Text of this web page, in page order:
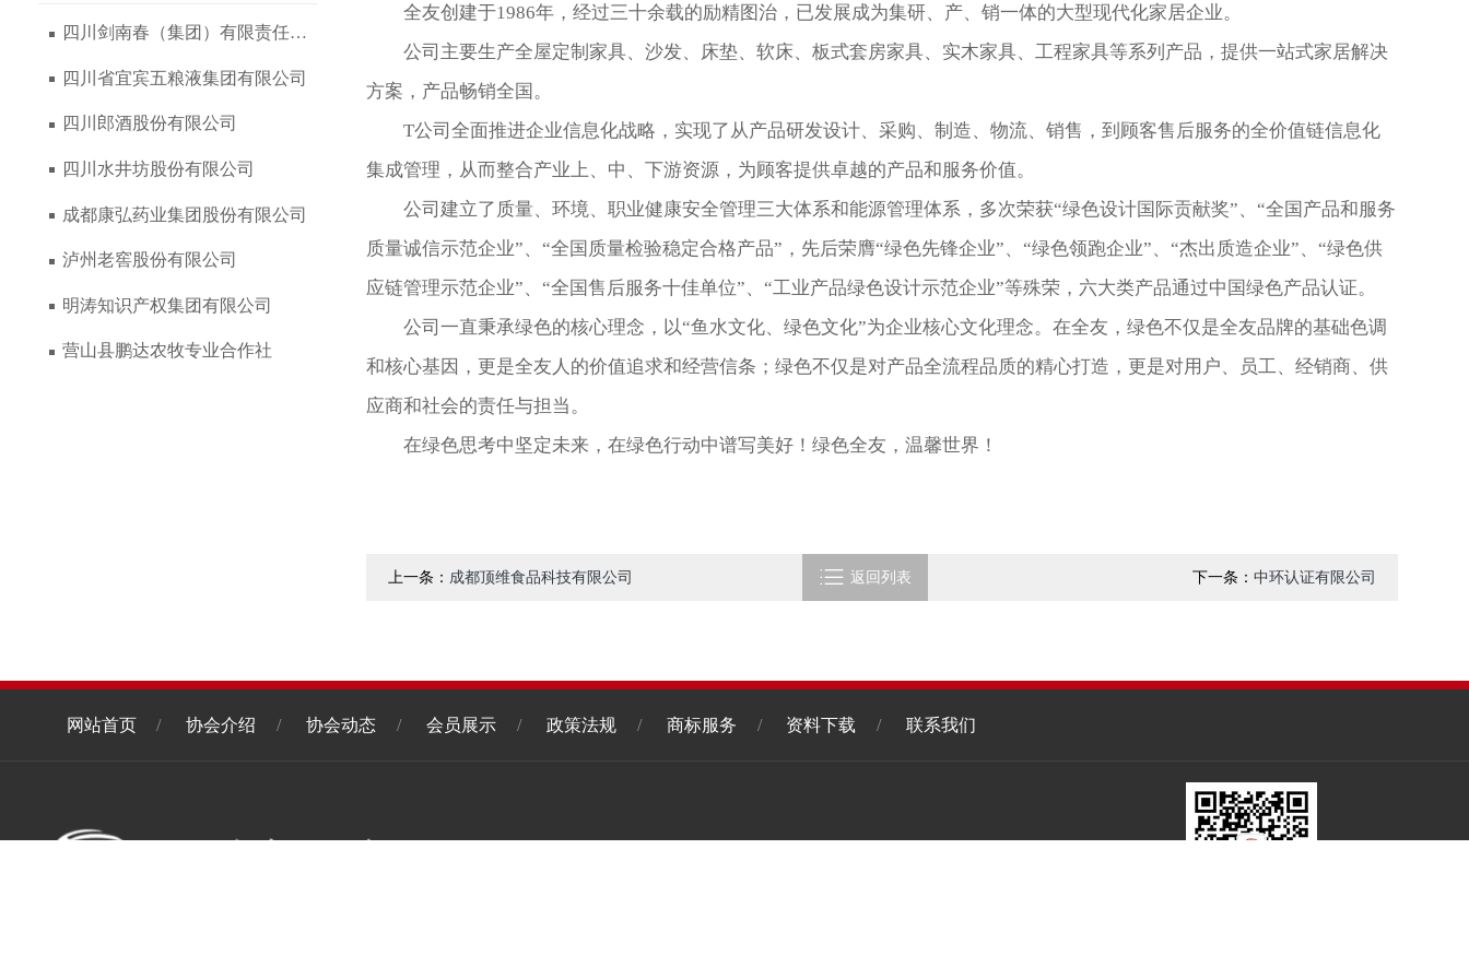
四川剑南春（集团）有限责任公司
四川省宜宾五粮液集团有限公司
四川郎酒股份有限公司
四川水井坊股份有限公司
成都康弘药业集团股份有限公司
泸州老窖股份有限公司
明涛知识产权集团有限公司
营山县鹏达农牧专业合作社
全友创建于1986年，经过三十余载的励精图治，已发展成为集研、产、销一体的大型现代化家居企业。
公司主要生产全屋定制家具、沙发、床垫、软床、板式套房家具、实木家具、工程家具等系列产品，提供一站式家居解决
方案，产品畅销全国。
T公司全面推进企业信息化战略，实现了从产品研发设计、采购、制造、物流、销售，到顾客售后服务的全价值链信息化
集成管理，从而整合产业上、中、下游资源，为顾客提供卓越的产品和服务价值。
公司建立了质量、环境、职业健康安全管理三大体系和能源管理体系，多次荣获“绿色设计国际贡献奖”、“全国产品和服务
质量诚信示范企业”、“全国质量检验稳定合格产品”，先后荣膺“绿色先锋企业”、“绿色领跑企业”、“杰出质造企业”、“绿色供
应链管理示范企业”、“全国售后服务十佳单位”、“工业产品绿色设计示范企业”等殊荣，六大类产品通过中国绿色产品认证。
公司一直秉承绿色的核心理念，以“鱼水文化、绿色文化”为企业核心文化理念。在全友，绿色不仅是全友品牌的基础色调
和核心基因，更是全友人的价值追求和经营信条；绿色不仅是对产品全流程品质的精心打造，更是对用户、员工、经销商、供
应商和社会的责任与担当。
在绿色思考中坚定未来，在绿色行动中谱写美好！绿色全友，温馨世界！
上一条： 成都顶维食品科技有限公司  返回列表 下一条：中环认证有限公司
网站首页 / 协会介绍 / 协会动态 / 会员展示 / 政策法规 / 商标服务 / 资料下载 / 联系我们